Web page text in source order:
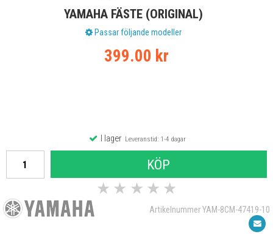
YAMAHA FÄSTE (ORIGINAL)
Passar följande modeller
399.00 kr
I lagerLeveranstid: 1-4 dagar
KÖP
★ ★ ★ ★ ★
Artikelnummer YAM-8CM-47419-10